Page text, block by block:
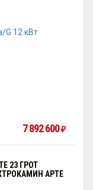
7 892 600₽
23 ГРОТ
АРТЕ